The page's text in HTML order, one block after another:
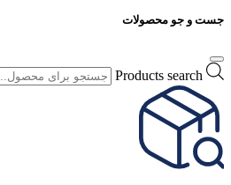
جست و جو محصولات
Products search